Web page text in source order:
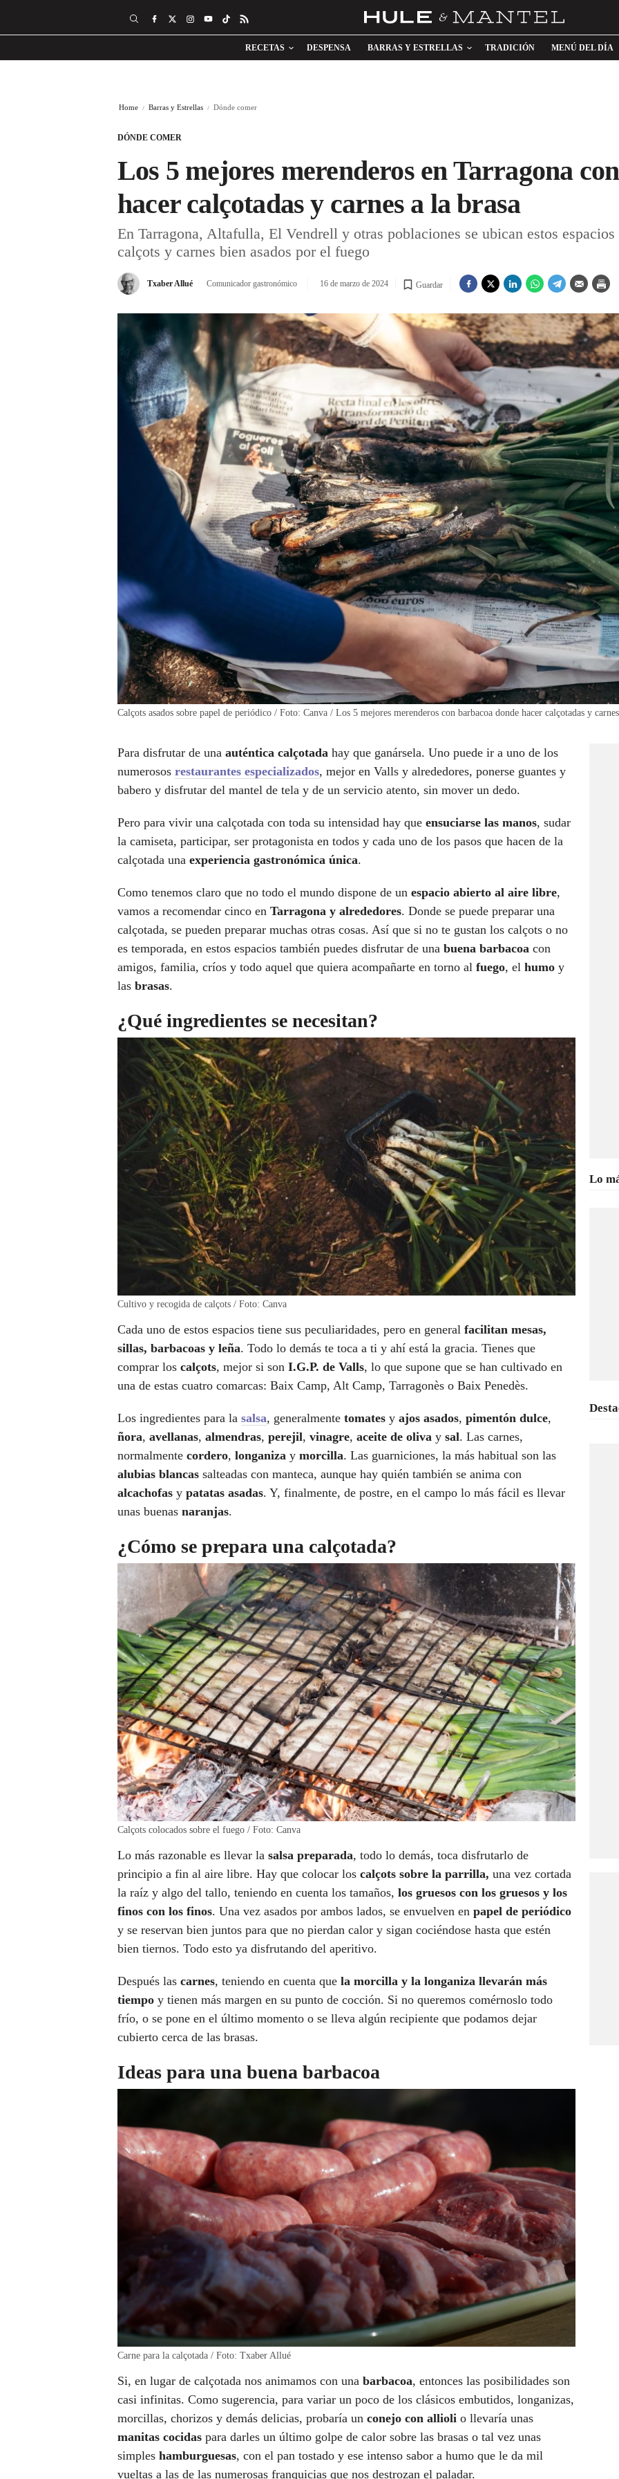
RECETAS DESPENSA BARRAS Y ESTRELLAS TRADICIÓN MENÚ DEL DÍA
Home Barras y Estrellas Dónde comer
DÓNDE COMER
Los 5 mejores merenderos en Tarragona
hacer calçotadas y carnes a la brasa
En Tarragona, Altafulla, El Vendrell y otras poblaciones se ubican estos
calçots y carnes bien asados por el fuego
Txaber Allué Comunicador gastronómico 16 de marzo de 2024 Guardar
Calçots asados sobre papel de periódico / Foto: Canva / Los 5 mejores merenderos con barbacoa donde hacer calçotadas y
Para disfrutar de una auténtica calçotada hay que ganársela. Uno puede ir a uno de los
numerosos restaurantes especializados, mejor en Valls y alrededores, ponerse guantes y
babero y disfrutar del mantel de tela y de un servicio atento, sin mover un dedo.
Pero para vivir una calçotada con toda su intensidad hay que ensuciarse las manos, sudar
la camiseta, participar, ser protagonista en todos y cada uno de los pasos que hacen de la
calçotada una experiencia gastronómica única.
Como tenemos claro que no todo el mundo dispone de un espacio abierto al aire libre,
vamos a recomendar cinco en Tarragona y alrededores. Donde se puede preparar una
calçotada, se pueden preparar muchas otras cosas. Así que si no te gustan los calçots o no
es temporada, en estos espacios también puedes disfrutar de una buena barbacoa con
amigos, familia, críos y todo aquel que quiera acompañarte en torno al fuego, el humo y
las brasas.
¿Qué ingredientes se necesitan?
Cultivo y recogida de calçots / Foto: Canva
Cada uno de estos espacios tiene sus peculiaridades, pero en general facilitan mesas,
sillas, barbacoas y leña. Todo lo demás te toca a ti y ahí está la gracia. Tienes que
comprar los calçots, mejor si son I.G.P. de Valls, lo que supone que se han cultivado en
una de estas cuatro comarcas: Baix Camp, Alt Camp, Tarragonès o Baix Penedès.
Los ingredientes para la salsa, generalmente tomates y ajos asados, pimentón dulce,
ñora, avellanas, almendras, perejil, vinagre, aceite de oliva y sal. Las carnes,
normalmente cordero, longaniza y morcilla. Las guarniciones, la más habitual son las
alubias blancas salteadas con manteca, aunque hay quién también se anima con
alcachofas y patatas asadas. Y, finalmente, de postre, en el campo lo más fácil es llevar
unas buenas naranjas.
¿Cómo se prepara una calçotada?
Calçots colocados sobre el fuego / Foto: Canva
Lo más razonable es llevar la salsa preparada, todo lo demás, toca disfrutarlo de
principio a fin al aire libre. Hay que colocar los calçots sobre la parrilla, una vez cortada
la raíz y algo del tallo, teniendo en cuenta los tamaños, los gruesos con los gruesos y los
finos con los finos. Una vez asados por ambos lados, se envuelven en papel de periódico
y se reservan bien juntos para que no pierdan calor y sigan cociéndose hasta que estén
bien tiernos. Todo esto ya disfrutando del aperitivo.
Después las carnes, teniendo en cuenta que la morcilla y la longaniza llevarán más
tiempo y tienen más margen en su punto de cocción. Si no queremos comérnoslo todo
frío, o se pone en el último momento o se lleva algún recipiente que podamos dejar
cubierto cerca de las brasas.
Ideas para una buena barbacoa
Carne para la calçotada / Foto: Txaber Allué
Si, en lugar de calçotada nos animamos con una barbacoa, entonces las posibilidades son
casi infinitas. Como sugerencia, para variar un poco de los clásicos embutidos, longanizas,
morcillas, chorizos y demás delicias, probaría un conejo con allioli o llevaría unas
manitas cocidas para darles un último golpe de calor sobre las brasas o tal vez unas
simples hamburguesas, con el pan tostado y ese intenso sabor a humo que le da mil
vueltas a las de las numerosas franquicias que nos destrozan el paladar.
Lo